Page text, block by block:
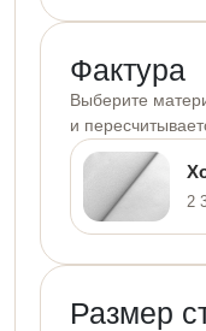
Фактура
Выберите
и
2
Размер